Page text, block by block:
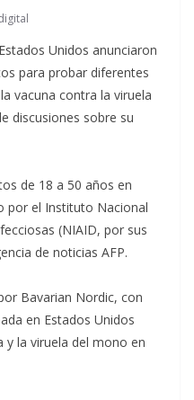
Unidos anunciaron
para probar diferentes
vacuna contra la viruela
discusiones sobre su
de 18 a 50 años en
por el Instituto Nacional
(NIAID, por sus
de noticias AFP.
Bavarian Nordic, con
en Estados Unidos
y la viruela del mono en